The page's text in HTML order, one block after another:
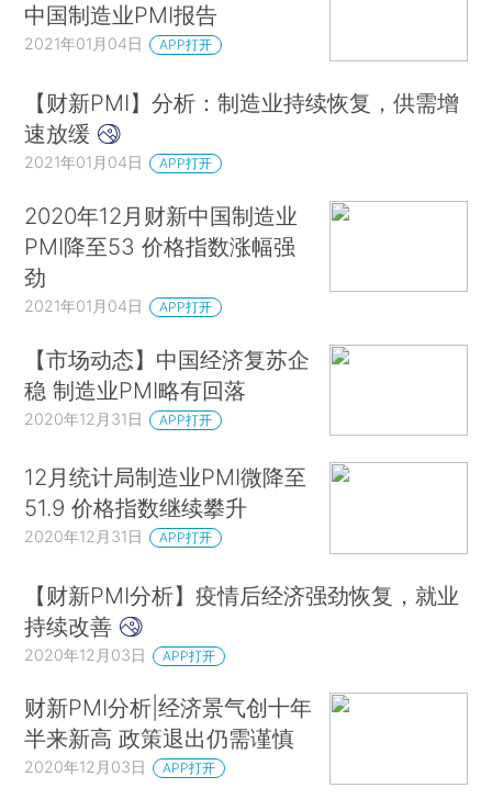
中国制造业PMI报告
2021年01月04日 APP打开
【财新PMI】分析：制造业持续恢复，供需增
速放缓
2021年01月04日 APP打开
2020年12月财新中国制造业
PMI降至53 价格指数涨幅强
劲
2021年01月04日 APP打开
【市场动态】中国经济复苏企
稳 制造业PMI略有回落
2020年12月31日 APP打开
12月统计局制造业PMI微降至
51.9 价格指数继续攀升
2020年12月31日 APP打开
【财新PMI分析】疫情后经济强劲恢复，就业
持续改善
2020年12月03日 APP打开
财新PMI分析|经济景气创十年
半来新高 政策退出仍需谨慎
2020年12月03日 APP打开